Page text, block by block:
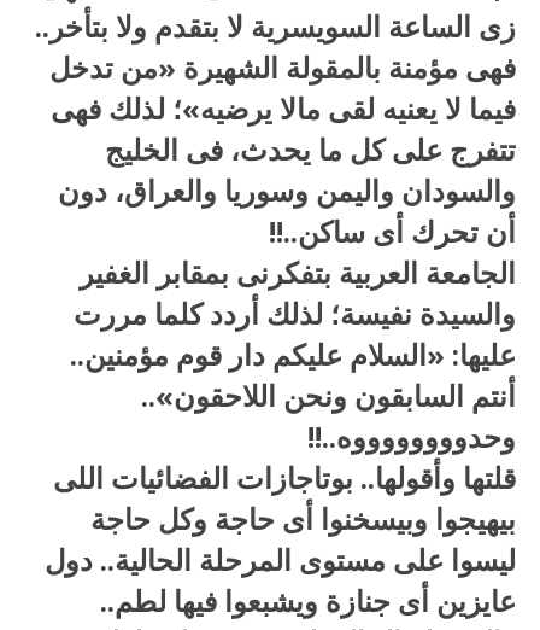
زى الساعة السويسرية لا بتقدم ولا بتأخر..
فهى مؤمنة بالمقولة الشهيرة «من تدخل
فيما لا يعنيه لقى مالا يرضيه»؛ لذلك فهى
تتفرج على كل ما يحدث، فى الخليج
والسودان واليمن وسوريا والعراق، دون
أن تحرك أى ساكن..!!
الجامعة العربية بتفكرنى بمقابر الغفير
والسيدة نفيسة؛ لذلك أردد كلما مررت
عليها: «السلام عليكم دار قوم مؤمنين..
أنتم السابقون ونحن اللاحقون»..
وحدووووووووه..!!
قلتها وأقولها.. بوتاجازات الفضائيات اللى
بيهيجوا وبيسخنوا أى حاجة وكل حاجة
ليسوا على مستوى المرحلة الحالية.. دول
عايزين أى جنازة ويشبعوا فيها لطم..